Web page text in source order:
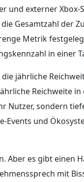
und externer Xbox-
Gesamtzahl der
Metrik
in einer
jährliche
Reichweite
Nutzer, sondern
Events und
Aber es gibt einen
mit